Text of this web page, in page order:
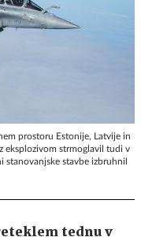
prostoru Estonije, Latvije in
eksplozivom strmoglavil tudi v
stanovanjske stavbe izbruhnil
tednu v